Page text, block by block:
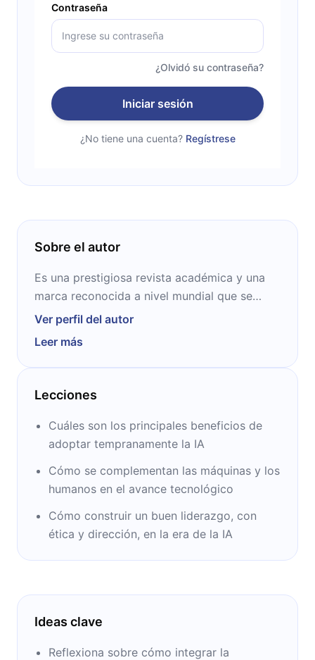
Contraseña
¿Olvidó su contraseña?
Iniciar sesión
¿No tiene una cuenta? Regístrese
Sobre el autor
Es una prestigiosa revista académica y una
marca reconocida a nivel mundial que se
enfoca en temas relacionados con la gestión,
Fundada por la Harvard Business School en
1922, la HBR publica artículos de
investigación, estudios de casos, análisis y
empresariales, dirigidos a ejecutivos,
gerentes y líderes empresariales. Su objetivo
prácticas para ayudar a los profesionales a
mejorar su desempeño y tomar decisiones
informadas en el mundo empresarial.
Ver perfil del autor
Leer más
Lecciones
Cuáles son los principales beneficios de
adoptar tempranamente la IA
Cómo se complementan las máquinas y los
humanos en el avance tecnológico
Cómo construir un buen liderazgo, con
ética y dirección, en la era de la IA
Ideas clave
Reflexiona sobre cómo integrar la